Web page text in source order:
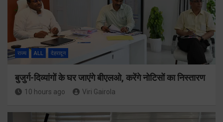
राज्य ALL देहरादून
बुजुर्ग-दिव्यांगों के घर जाएंगे बीएलओ, करेंगे नोटिसों का निस्तारण
10 hours ago Viri Gairola